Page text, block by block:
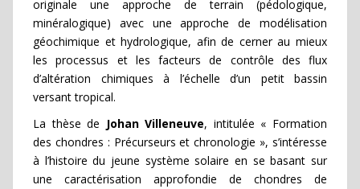
originale une approche de terrain (pédologique,
minéralogique) avec une approche de modélisation
géochimique et hydrologique, afin de cerner au mieux
les processus et les facteurs de contrôle des flux
d’altération chimiques à l’échelle d’un petit bassin
versant tropical.
La thèse de Johan Villeneuve, intitulée « Formation
des chondres : Précurseurs et chronologie », s’intéresse
à l’histoire du jeune système solaire en se basant sur
une caractérisation approfondie de chondres de